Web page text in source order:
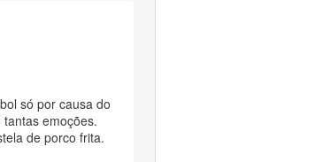
só por causa do
emoções.
de porco frita.